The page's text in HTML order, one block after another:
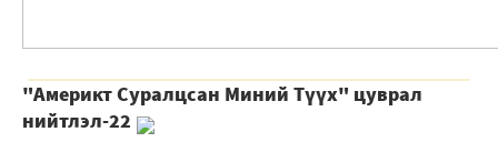
"Америкт Суралцсан Миний Түүх" цуврал
нийтлэл-22